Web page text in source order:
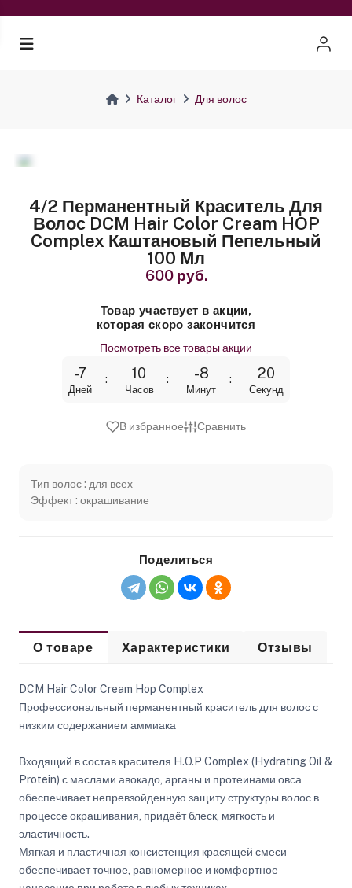
Каталог Для волос
4/2 Перманентный Краситель Для
Волос DCM Hair Color Cream HOP
Complex Каштановый Пепельный
100 Мл
600 руб.
Товар участвует в акции,
которая скоро закончится
Посмотреть все товары акции
-7
Дней
10
Часов
-8
Минут
20
Секунд
В избранное Сравнить
Тип волос : для всех
Эффект : окрашивание
Поделиться
О товаре Характеристики Отзывы
DCM Hair Color Cream Hop Complex
Профессиональный перманентный краситель для волос с
низким содержанием аммиака
Входящий в состав красителя H.O.P Complex (Hydrating Oil &
Protein) с маслами авокадо, арганы и протеинами овса
обеспечивает непревзойденную защиту структуры волос в
процессе окрашивания, придаёт блеск, мягкость и
эластичность.
Мягкая и пластичная консистенция красящей смеси
обеспечивает точное, равномерное и комфортное